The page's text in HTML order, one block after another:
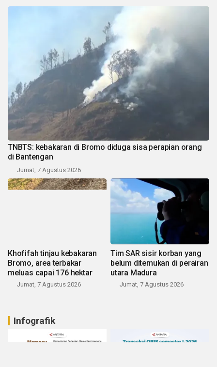
TNBTS: kebakaran di Bromo diduga sisa perapian orang
di Bantengan
Jumat, 7 Agustus 2026
Khofifah tinjau kebakaran
Bromo, area terbakar
meluas capai 176 hektar
Jumat, 7 Agustus 2026
Tim SAR sisir korban yang
belum ditemukan di perairan
utara Madura
Jumat, 7 Agustus 2026
Infografik